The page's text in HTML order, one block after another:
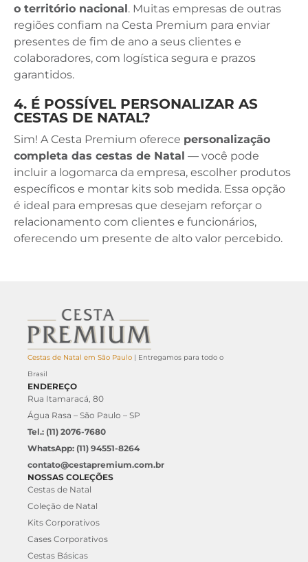
o território nacional . Muitas empresas de outras
regiões confiam na Cesta Premium para enviar
presentes de fim de ano a seus clientes e
colaboradores, com logística segura e prazos
garantidos.
4. É POSSÍVEL PERSONALIZAR AS
CESTAS DE NATAL?
Sim! A Cesta Premium oferece personalização
completa das cestas de Natal — você pode
incluir a logomarca da empresa, escolher produtos
específicos e montar kits sob medida. Essa opção
é ideal para empresas que desejam reforçar o
relacionamento com clientes e funcionários,
oferecendo um presente de alto valor percebido.
Cestas de Natal em São Paulo | Entregamos para todo o
Brasil
ENDEREÇO
Rua Itamaracá, 80
Água Rasa – São Paulo – SP
Tel.: (11) 2076-7680
WhatsApp: (11) 94551-8264
contato@cestapremium.com.br
NOSSAS COLEÇÕES
Cestas de Natal
Coleção de Natal
Kits Corporativos
Cases Corporativos
Cestas Básicas